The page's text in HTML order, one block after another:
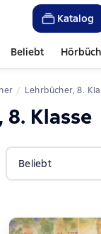
Katalog
Beliebt
Lehrbücher, 8.
8. Klasse
Beliebt